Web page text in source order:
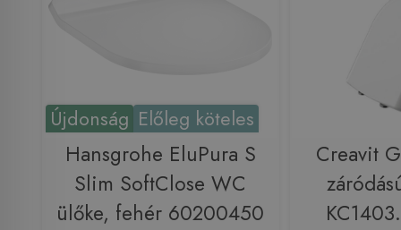
Újdonság Előleg köteles
Hansgrohe EluPura S
Slim SoftClose WC
ülőke, fehér 60200450
Creavit